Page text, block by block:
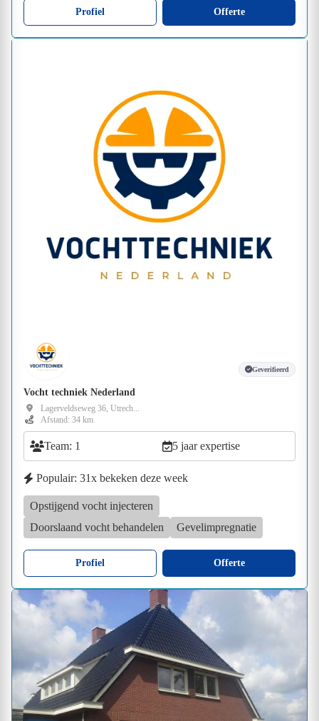
Profiel Offerte
Geverifieerd
Vocht techniek Nederland
Lagerveldseweg 36, Utrech...
Afstand: 34 km
Team: 1 5 jaar expertise
Populair: 31x bekeken deze week
Opstijgend vocht injecteren
Doorslaand vocht behandelen
Gevelimpregnatie
Profiel Offerte